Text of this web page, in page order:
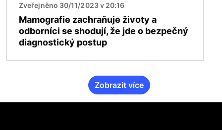
Zveřejněno 30/11/2023 v 20:16
Mamografie zachraňuje životy a
odborníci se shodují, že jde o bezpečný
diagnostický postup
Zobrazit více